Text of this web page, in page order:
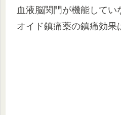
血液脳関門が機能して
オイド鎮痛薬の鎮痛効果